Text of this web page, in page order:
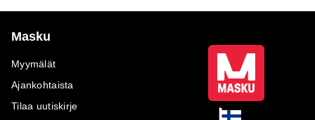
Masku
Myymälät
Ajankohtaista
Tilaa uutiskirje